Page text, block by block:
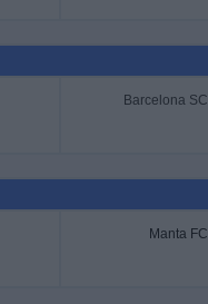
Barcelona SC
Manta FC